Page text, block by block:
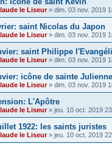
le Liseur» dim. 03 nov. 2019
saint Nicolas du Japon
le Liseur» dim. 03 nov. 2019
saint Philippe
le Liseur» dim. 03 nov. 2019
icône de sainte
le Liseur» dim. 03 nov. 2019
L'Apôtre
le Liseur» jeu. 10 oct. 2019
1922: les saints juristes
le Liseur» jeu. 10 oct. 2019